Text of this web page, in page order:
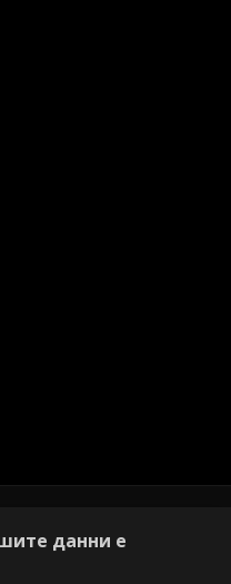
данни е